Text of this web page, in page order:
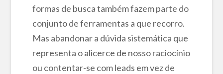
formas de busca também fazem parte do
conjunto de ferramentas a que recorro.
Mas abandonar a dúvida sistemática que
representa o alicerce de nosso raciocínio
ou contentar-se com leads em vez de